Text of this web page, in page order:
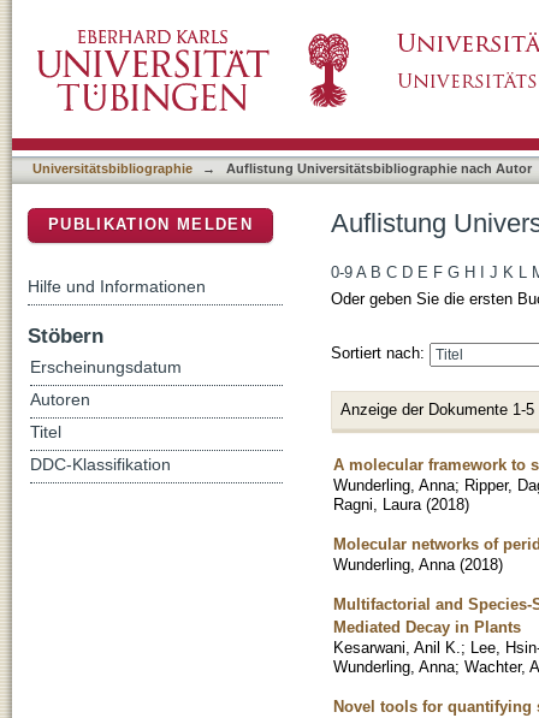
Universitätsbibliographie → Auflistung Universitätsbibliographie nach Autor
Auflistung
0-9 A B C D E F G H J K L
Oder geben Sie die ersten
Sortiert nach:
Anzeige der Dokumente 1-5
A molecular framework to
Wunderling, Anna; Ripper,
Ragni, Laura (2018)
Molecular networks of
Wunderling, Anna (2018)
Multifactorial and Species-
Mediated Decay in Plants
Kesarwani, Anil K. ; Lee,
Wunderling, Anna; Wachter,
Novel tools for quantifying
PUBLIKATION MELDEN
Hilfe und Informationen
Stöbern
Erscheinungsdatum
Autoren
Titel
DDC-Klassifikation